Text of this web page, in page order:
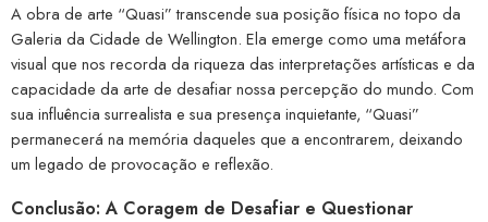
A obra de arte “Quasi” transcende sua posição física no topo da
Galeria da Cidade de Wellington. Ela emerge como uma metáfora
visual que nos recorda da riqueza das interpretações artísticas e da
capacidade da arte de desafiar nossa percepção do mundo. Com
sua influência surrealista e sua presença inquietante, “Quasi”
permanecerá na memória daqueles que a encontrarem, deixando
um legado de provocação e reflexão.
Conclusão: A Coragem de Desafiar e Questionar